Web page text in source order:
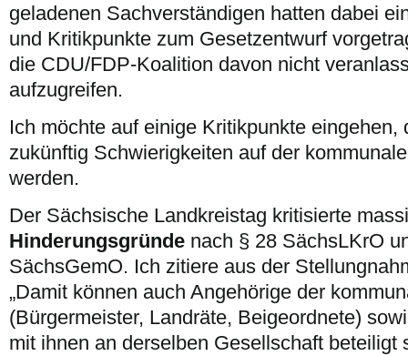
geladenen Sachverständigen hatten dabei
und Kritikpunkte zum Gesetzentwurf
die CDU/FDP-Koalition davon nicht
aufzugreifen.
Ich möchte auf einige Kritikpunkte eingehen,
zukünftig Schwierigkeiten auf der
werden.
Der Sächsische Landkreistag kritisierte
Hinderungsgründe nach § 28 SächsLKrO
SächsGemO. Ich zitiere aus der
„Damit können auch Angehörige der
(Bürgermeister, Landräte, Beigeordnete)
mit ihnen an derselben Gesellschaft beteiligt